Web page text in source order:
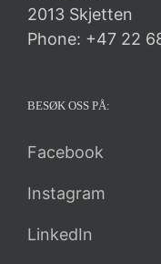
2013 Skjetten
Phone: +47 22
BESØK OSS PÅ:
Facebook
Instagram
LinkedIn